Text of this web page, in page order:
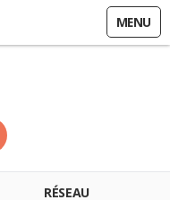
MENU
RÉSEAU